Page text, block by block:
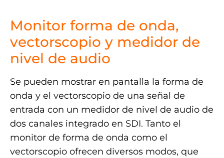
Monitor forma de onda,
vectorscopio y medidor de
nivel de audio
Se pueden mostrar en pantalla la forma de
onda y el vectorscopio de una señal de
entrada con un medidor de nivel de audio de
dos canales integrado en SDI. Tanto el
monitor de forma de onda como el
vectorscopio ofrecen diversos modos, que